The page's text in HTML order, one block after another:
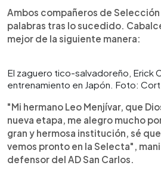
Ambos compañeros de
palabras tras lo sucedido.
mejor de la siguiente manera:
El zaguero tico-salvadoreño, Erick
entrenamiento en Japón. Foto:
"Mi hermano Leo Menjívar, que
nueva etapa, me alegro mucho
gran y hermosa institución, sé
vemos pronto en la Selecta",
defensor del AD San Carlos.